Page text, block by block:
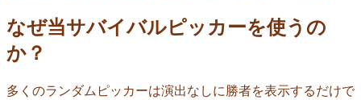
なぜ当サバイバルピッカーを使うの
か？
多くのランダムピッカーは演出なしに勝者を表示するだけで